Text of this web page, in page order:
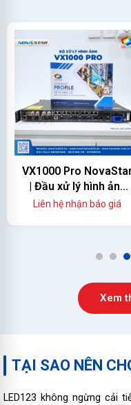
VX1000 Pro
| Đầu xử lý hình ảnh
màn hình led
Liên hệ nhận báo giá
1 2 3
Xem
TẠI SAO NÊN
LED123 không ngừng cải